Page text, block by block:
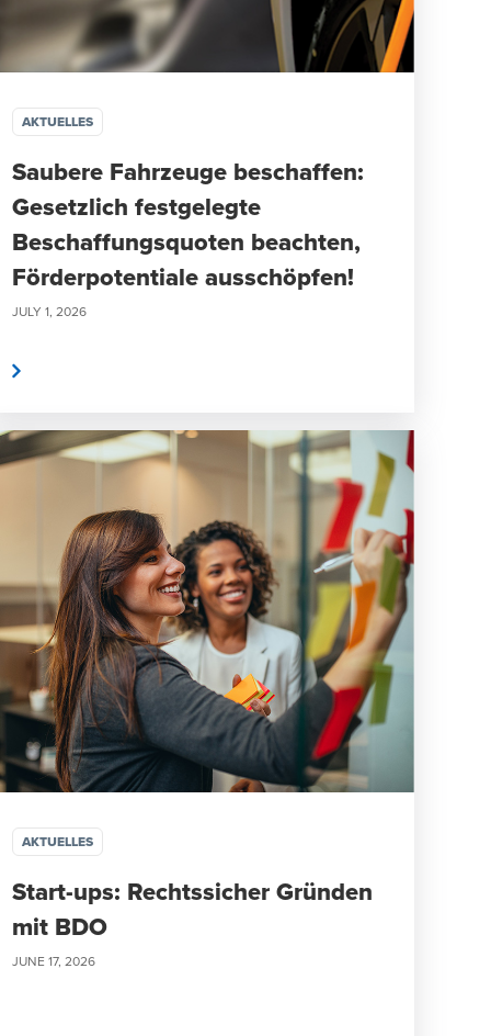
AKTUELLES
Saubere Fahrzeuge beschaffen:
Gesetzlich festgelegte
Beschaffungsquoten beachten,
Förderpotentiale ausschöpfen!
JULY 1, 2026
AKTUELLES
Start-ups: Rechtssicher Gründen
mit BDO
JUNE 17, 2026